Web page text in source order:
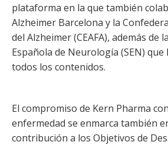
plataforma en la que también
Alzheimer Barcelona y la
del Alzheimer (CEAFA), además de
Española de Neurología (SEN) que
todos los contenidos.
El compromiso de Kern Pharma
enfermedad se enmarca también
contribución a los Objetivos de